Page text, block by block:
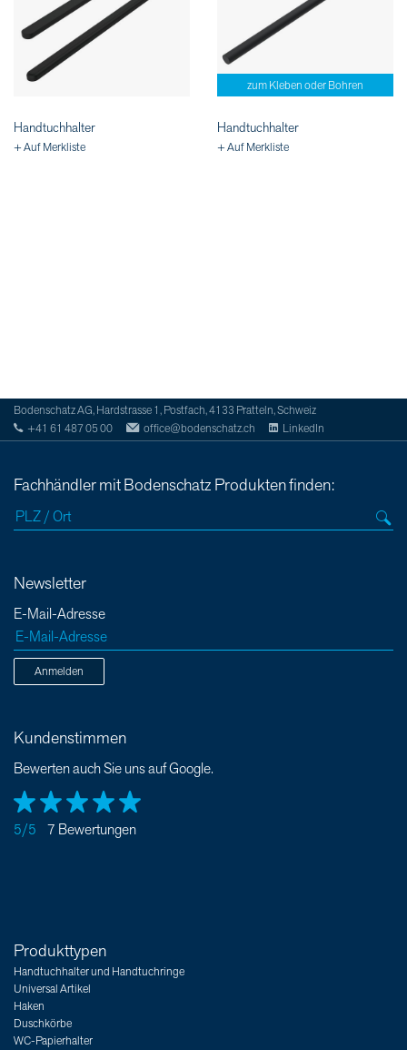
Handtuchhalter
+ Auf Merkliste
zum Kleben oder Bohren
Handtuchhalter
+ Auf Merkliste
Bodenschatz AG, Hardstrasse 1, Postfach, 4133 Pratteln, Schweiz
+41 61 487 05 00
office@bodenschatz.ch LinkedIn
Fachhändler mit Bodenschatz Produkten finden:
Newsletter
E-Mail-Adresse
Anmelden
Kundenstimmen
Bewerten auch Sie uns auf Google.
5/5 7 Bewertungen
Produkttypen
Handtuchhalter und Handtuchringe
Universal Artikel
Haken
Duschkörbe
WC-Papierhalter